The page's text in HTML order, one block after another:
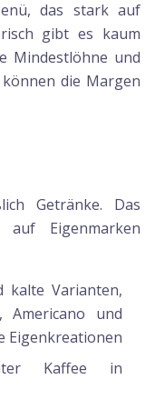
das stark auf
gibt es kaum
Mindestlöhne und
die Margen
Getränke. Das
Eigenmarken
kalte Varianten,
Americano und
Eigenkreationen
Kaffee in